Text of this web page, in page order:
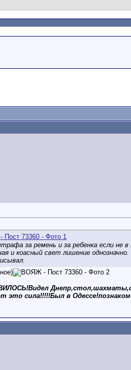
за ремень и за ребенка если не
и коасный свет лишение
это сила!!!!!Был в